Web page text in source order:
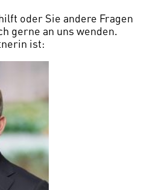
oder Sie andere Fragen
gerne an uns wenden.
ist: